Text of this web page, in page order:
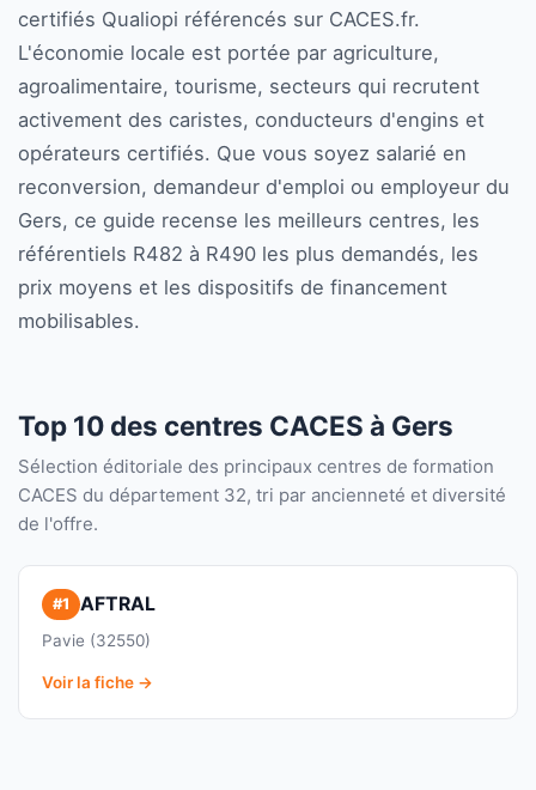
certifiés Qualiopi référencés sur CACES.fr.
L'économie locale est portée par agriculture,
agroalimentaire, tourisme, secteurs qui recrutent
activement des caristes, conducteurs d'engins et
opérateurs certifiés. Que vous soyez salarié en
reconversion, demandeur d'emploi ou employeur du
Gers, ce guide recense les meilleurs centres, les
référentiels R482 à R490 les plus demandés, les
prix moyens et les dispositifs de financement
mobilisables.
Top 10 des centres CACES à Gers
Sélection éditoriale des principaux centres de formation
CACES du département 32, tri par ancienneté et diversité
de l'offre.
#1 AFTRAL
Pavie (32550)
Voir la fiche →